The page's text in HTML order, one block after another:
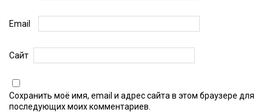
Email
Сайт
Сохранить моё имя, email и адрес сайта в этом браузере для
последующих моих комментариев.